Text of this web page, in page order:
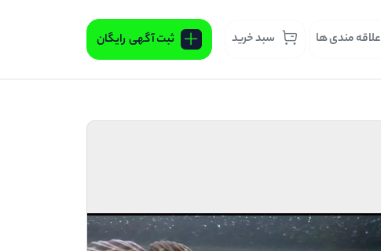
علاقه مندی ها سبد خرید ثبت آگهی رایگان